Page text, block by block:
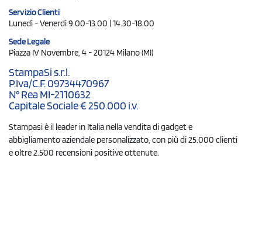
Servizio Clienti
Lunedì - Venerdì 9.00-13.00 | 14.30-18.00
Sede Legale
Piazza IV Novembre, 4 - 20124 Milano (MI)
StampaSi s.r.l.
P.Iva/C.F. 09734470967
N° Rea MI-2110632
Capitale Sociale € 250.000 i.v.
Stampasi è il leader in Italia nella vendita di gadget e
abbigliamento aziendale personalizzato, con più di 25.000 clienti
e oltre 2.500 recensioni positive ottenute.